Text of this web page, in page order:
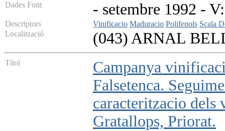
Dades Font - setembre 1992 -
Descriptors Vinificacio Maduracio Polifenols Scala
Localització
(043) ARNAL
Títol
Campanya
Falsetenca.
caracteritzacio dels
Gratallops, Priorat.